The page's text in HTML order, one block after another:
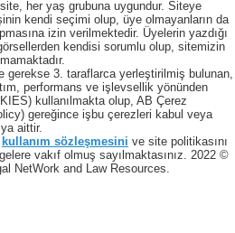
her yaş grubuna uygundur. Siteye
kendi seçimi olup, üye olmayanların da
izin verilmektedir. Üyelerin yazdığı
kendisi sorumlu olup, sitemizin
gerekse 3. taraflarca yerleştirilmiş bulunan,
performans ve işlevsellik yönünden
kullanılmakta olup, AB Çerez
gereğince işbu çerezleri kabul veya
aittir.
kullanım sözleşmesini ve site politikasını
vakıf olmuş sayılmaktasınız. 2022 ©
NetWork and Law Resources.